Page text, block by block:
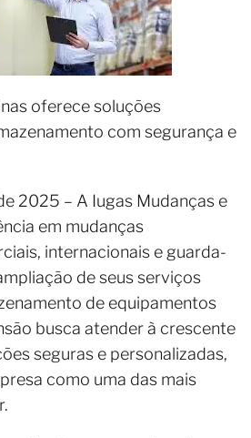
oferece soluções
com segurança e
2025 – A Iugas Mudanças e
em mudanças
internacionais e guarda-
de seus serviços
de equipamentos
busca atender à crescente
seguras e personalizadas,
como uma das mais